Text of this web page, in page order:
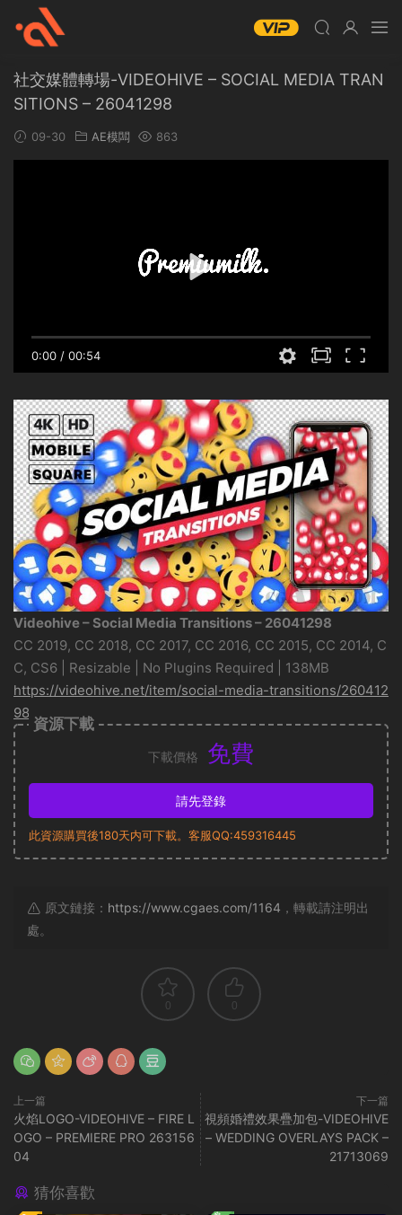
社交媒體轉場-VIDEOHIVE – SOCIAL MEDIA TRAN
SITIONS – 26041298
09-30 AE模闆 863
0:00 / 00:54
Videohive – Social Media Transitions – 26041298
CC 2019, CC 2018, CC 2017, CC 2016, CC 2015, CC 2014, C
C, CS6 | Resizable | No Plugins Required | 138MB
https://videohive.net/item/social-media-transitions/260412
98
資源下載
下載價格 免費
請先登錄
此資源購買後180天内可下載。客服QQ:459316445
原文鏈接： https://www.cgaes.com/1164 ，轉載請注明出
處。
0 0
上一篇
火焰LOGO-VIDEOHIVE – FIRE L
OGO – PREMIERE PRO 263156
04
下一篇
視頻婚禮效果疊加包-VIDEOHIVE
– WEDDING OVERLAYS PACK –
21713069
猜你喜歡